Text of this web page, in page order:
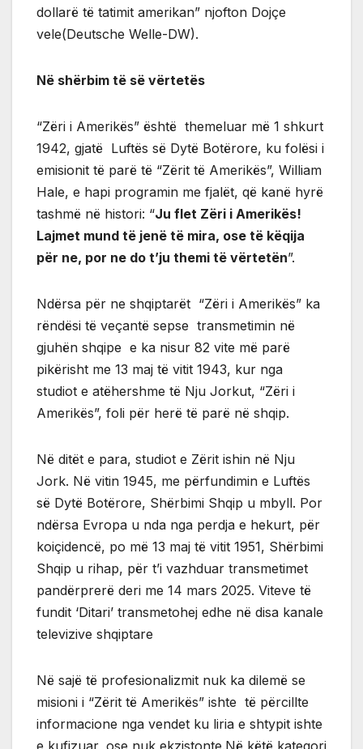
dollarë të tatimit amerikan” njofton Dojçe
vele(Deutsche Welle-DW).
Në shërbim të së vërtetës
“Zëri i Amerikës” është themeluar më 1 shkurt
1942, gjatë Luftës së Dytë Botërore, ku folësi i
emisionit të parë të “Zërit të Amerikës”, William
Hale, e hapi programin me fjalët, që kanë hyrë
tashmë në histori: “Ju flet Zëri i Amerikës!
Lajmet mund të jenë të mira, ose të këqija
për ne, por ne do t’ju themi të vërtetën”.
Ndërsa për ne shqiptarët “Zëri i Amerikës” ka
rëndësi të veçantë sepse transmetimin në
gjuhën shqipe e ka nisur 82 vite më parë
pikërisht me 13 maj të vitit 1943, kur nga
studiot e atëhershme të Nju Jorkut, “Zëri i
Amerikës”, foli për herë të parë në shqip.
Në ditët e para, studiot e Zërit ishin në Nju
Jork. Në vitin 1945, me përfundimin e Luftës
së Dytë Botërore, Shërbimi Shqip u mbyll. Por
ndërsa Evropa u nda nga perdja e hekurt, për
koiçidencë, po më 13 maj të vitit 1951, Shërbimi
Shqip u rihap, për t’i vazhduar transmetimet
pandërprerë deri me 14 mars 2025. Viteve të
fundit ‘Ditari’ transmetohej edhe në disa kanale
televizive shqiptare
Në sajë të profesionalizmit nuk ka dilemë se
misioni i “Zërit të Amerikës” ishte të përcillte
informacione nga vendet ku liria e shtypit ishte